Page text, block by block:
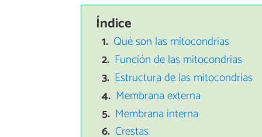
Índice
Qué son las mitocondrias
Función de las mitocondrias
Estructura de las mitocondrias
Membrana externa
Membrana interna
Crestas